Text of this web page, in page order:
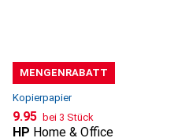
MENGENRABATT
Kopierpapier
CHF
9.95 bei 3 Stück
HP Home & Office